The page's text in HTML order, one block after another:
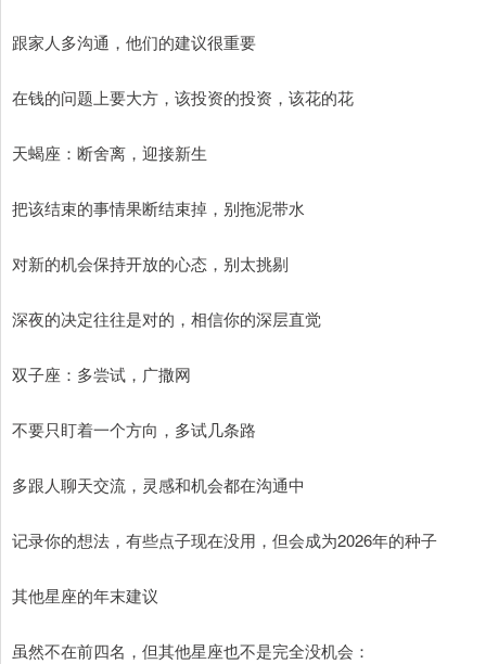
跟家人多沟通，他们的建议很重要
在钱的问题上要大方，该投资的投资，该花的花
天蝎座：断舍离，迎接新生
把该结束的事情果断结束掉，别拖泥带水
对新的机会保持开放的心态，别太挑剔
深夜的决定往往是对的，相信你的深层直觉
双子座：多尝试，广撒网
不要只盯着一个方向，多试几条路
多跟人聊天交流，灵感和机会都在沟通中
记录你的想法，有些点子现在没用，但会成为2026年的种子
其他星座的年末建议
虽然不在前四名，但其他星座也不是完全没机会：